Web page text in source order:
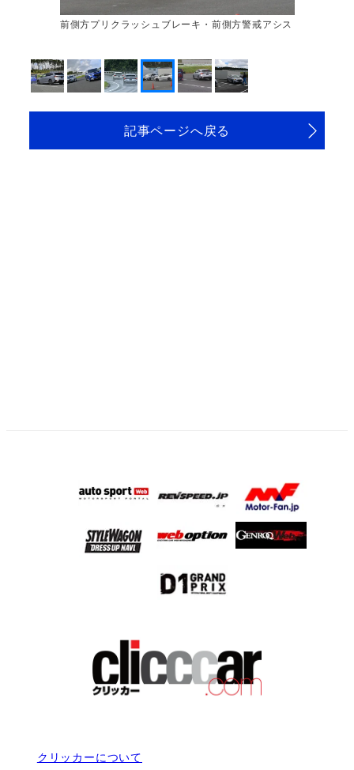
前側方プリクラッシュブレーキ・前側方警戒アシス
記事ページへ戻る
クリッカーについて